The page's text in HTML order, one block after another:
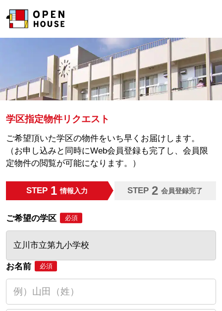
学区指定物件リクエスト
ご希望頂いた学区の物件をいち早くお届けします。
（お申し込みと同時にWeb会員登録も完了し、会員限
定物件の閲覧が可能になります。）
STEP 1 情報入力 STEP 2 会員登録完了
ご希望の学区 必須
立川市立第九小学校
お名前 必須